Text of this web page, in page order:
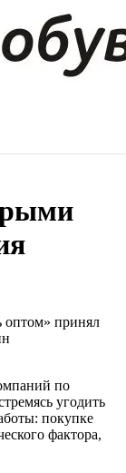
оптом» принял
по
угодить
покупке
фактора,